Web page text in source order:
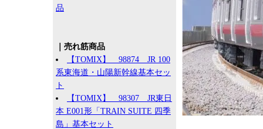
品
｜売れ筋商品
【TOMIX】 98874 JR 100
系東海道・山陽新幹線基本セッ
ト
【TOMIX】 98307 JR東日
本 E001形「TRAIN SUITE 四季
島」基本セット